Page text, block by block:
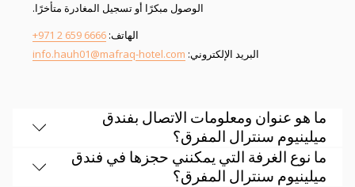
الوصول مبكرًا أو تسجيل المغادرة متأخرًا.
الهاتف: +971 2 659 6666
البريد الإلكتروني: info.hauh01@mafraq-hotel.com
ما هو عنوان ومعلومات الاتصال بفندق
ميلينيوم سنترال المفرق؟
ما نوع الغرفة التي يمكنني حجزها في فندق
ميلينيوم سنترال المفرق؟